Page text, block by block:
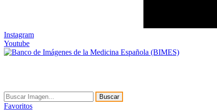
Instagram
Youtube
Buscar
Favoritos